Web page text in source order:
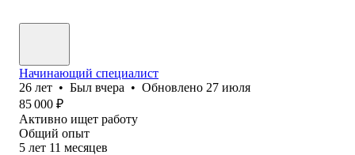
Начинающий специалист
26 лет • Был вчера • Обновлено 27 июля
85 000 ₽
Активно ищет работу
Общий опыт
5 лет 11 месяцев